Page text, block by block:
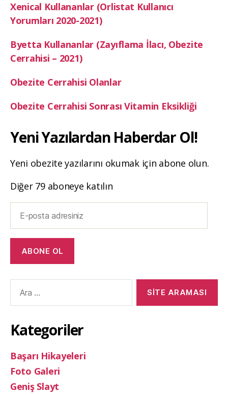
Xenical Kullananlar (Orlistat Kullanıcı
Yorumları 2020-2021)
Byetta Kullananlar (Zayıflama İlacı, Obezite
Cerrahisi – 2021)
Obezite Cerrahisi Olanlar
Obezite Cerrahisi Sonrası Vitamin Eksikliği
Yeni Yazılardan Haberdar Ol!
Yeni obezite yazılarını okumak için abone olun.
Diğer 79 aboneye katılın
posta
adresiniz
ABONE OL
yap:
Kategoriler
Başarı Hikayeleri
Foto Galeri
Geniş Slayt